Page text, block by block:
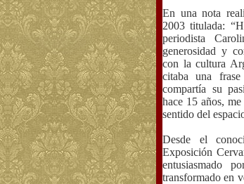
En una nota
2003 titulada:
periodista
generosidad y
con la cultura
citaba una
compartía su
hace 15 años,
sentido del
Desde el
Exposición
entusiasmado
transformado en